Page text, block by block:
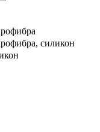
силикон